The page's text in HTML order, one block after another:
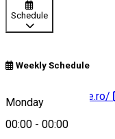
Schedule
Weekly Schedule
Monday
00:00 - 00:00
https://sibiulverde.ro/